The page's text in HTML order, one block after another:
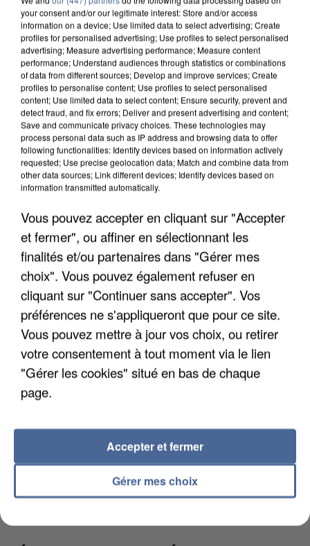
APRÈS TOUTES CES CANICULES, LES REFUGES
DE FAUNE SAUVAGE SONT...
L’UN DES FONDATEURS SUPPOSÉS DE LA DZ
MAFIA INTERPELLÉ EN ALGÉRIE
your consent and/or our legitimate interest: Store and/or access
information on a device; Use limited data to select advertising; Create
profiles for personalised advertising; Use profiles to select personalised
advertising; Measure advertising performance; Measure content
performance; Understand audiences through statistics or combinations
of data from different sources; Develop and improve services; Create
profiles to personalise content; Use profiles to select personalised
content; Use limited data to select content; Ensure security, prevent and
detect fraud, and fix errors; Deliver and present advertising and content;
Save and communicate privacy choices. These technologies may
process personal data such as IP address and browsing data to offer
following functionalities: Identify devices based on information actively
requested; Use precise geolocation data; Match and combine data from
other data sources; Link different devices; Identify devices based on
information transmitted automatically.
Vous pouvez accepter en cliquant sur "Accepter
et fermer", ou affiner en sélectionnant les
finalités et/ou partenaires dans "Gérer mes
choix". Vous pouvez également refuser en
cliquant sur "Continuer sans accepter". Vos
préférences ne s'appliqueront que pour ce site.
Vous pouvez mettre à jour vos choix, ou retirer
votre consentement à tout moment via le lien
"Gérer les cookies" situé en bas de chaque
page.
Gérer mes choix
Accepter et fermer